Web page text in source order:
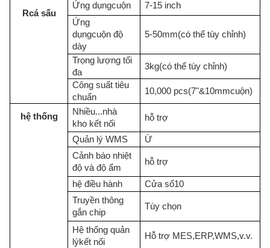
Rcá sấu
Ứng dụngcuộn
7-15 inch
Ứng
dụngcuộn độ
dày
5-50mm(có thể tùy chỉnh)
Trọng lượng tối
đa
3kg(có thể tùy chỉnh)
Công suất tiêu
chuẩn
10,000 pcs(7"&10mmcuộn)
hệ thống Nhiều...nhà
kho kết nối
hỗ trợ
Quản lý WMS
Ừ
Cảnh báo nhiệt
độ và độ ẩm
hỗ trợ
hệ điều hành Cửa sổ10
Truyền thông
gắn chip
Tùy chọn
Hệ thống quản
lýkết nối
Hỗ trợ MES,ERP,WMS,v.v.